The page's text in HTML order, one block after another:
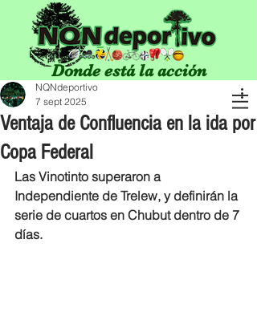
Donde está la acción
Ventaja de Confluencia en la ida por
Copa Federal
NQNdeportivo
7 sept 2025
Las Vinotinto superaron a
Independiente de Trelew, y definirán la
serie de cuartos en Chubut dentro de 7
días.